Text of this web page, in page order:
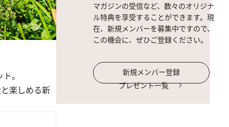
。
楽しめる新
マガジンの受信など、数々のオリジナ
ル特典を享受することができます。現
在、新規メンバーを募集中ですので、
この機会に、ぜひご登録ください。
新規メンバー登録
プレゼント一覧